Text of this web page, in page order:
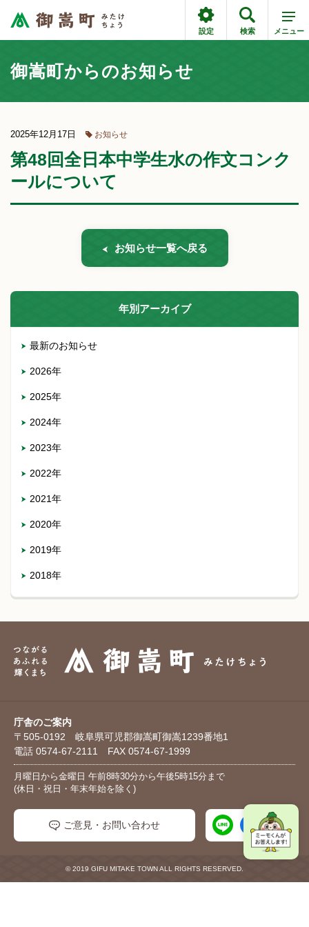
設定 検索 メニュー
御嵩町からのお知らせ
2025年12月17日 お知らせ
第48回全日本中学生水の作文コンク
ールについて
お知らせ一覧へ戻る
年別アーカイブ
最新のお知らせ
2026年
2025年
2024年
2023年
2022年
2021年
2020年
2019年
2018年
庁舎のご案内
〒505-0192 岐阜県可児郡御嵩町御嵩1239番地1
電話 0574-67-2111 FAX 0574-67-1999
月曜日から金曜日 午前8時30分から午後5時15分まで
(休日・祝日・年末年始を除く)
ご意見・お問い合わせ
© 2019 GIFU MITAKE TOWN ALL RIGHTS RESERVED.